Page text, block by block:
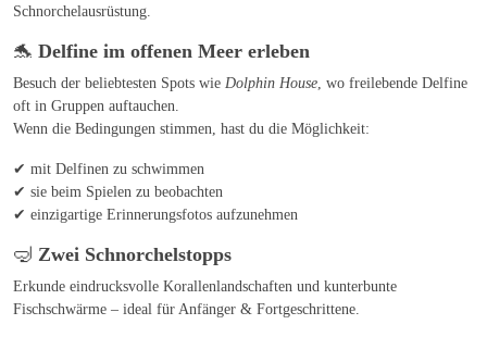
Schnorchelausrüstung.
🐬 Delfine im offenen Meer erleben
Besuch der beliebtesten Spots wie Dolphin House, wo freilebende Delfine
oft in Gruppen auftauchen.
Wenn die Bedingungen stimmen, hast du die Möglichkeit:
✔ mit Delfinen zu schwimmen
✔ sie beim Spielen zu beobachten
✔ einzigartige Erinnerungsfotos aufzunehmen
🤿 Zwei Schnorchelstopps
Erkunde eindrucksvolle Korallenlandschaften und kunterbunte
Fischschwärme – ideal für Anfänger & Fortgeschrittene.